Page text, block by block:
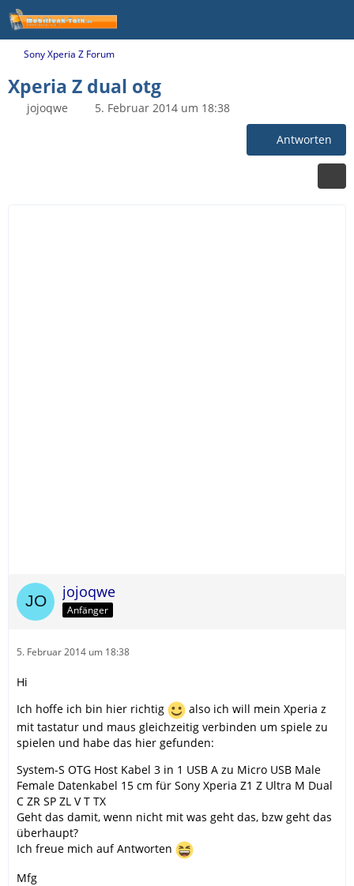
Sony Xperia Z Forum
Xperia Z dual otg
jojoqwe 5. Februar 2014 um 18:38
Antworten
jojoqwe
Anfänger
5. Februar 2014 um 18:38
Hi
Ich hoffe ich bin hier richtig
also ich will mein Xperia z
mit tastatur und maus gleichzeitig verbinden um spiele zu
spielen und habe das hier gefunden:
System-S OTG Host Kabel 3 in 1 USB A zu Micro USB Male
Female Datenkabel 15 cm für Sony Xperia Z1 Z Ultra M Dual
C ZR SP ZL V T TX
Geht das damit, wenn nicht mit was geht das, bzw geht das
überhaupt?
Ich freue mich auf Antworten
Mfg